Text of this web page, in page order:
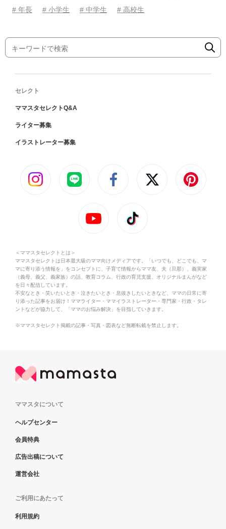
# 年長
# 小学生 # 中学生 # 高校生
セレクト
ママスタセレクトQ&A
ライター募集
イラストレーター募集
＜ママスタセレクトとは＞
ママスタセレクトは日本最大級のママ向けメディアです。「いつでも、どこでも、マ
マに寄り添う情報を」をコンセプトに、子育て情報からママ友、夫（旦那）、義実家
（義母、義父、義家族）の話、教育コラム、行政の育児支援、オリジナルまんがなど
を日々配信しています。
不安なとき・笑いたいとき・泣きたいとき・息抜きしたいときなど、ママの日常に寄
り添った記事をお届け！ママライター・ママイラストレーター・専門家・行政・タレ
ントなどが協力して、「ママのお悩み解決」を目指していきます。
※ママスタセレクト掲載の記事・写真・図表など無断転載を禁止します。
ママスタについて
ヘルプセンター
会員特典
広告出稿について
運営会社
ご利用にあたって
利用規約